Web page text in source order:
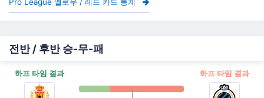
전반 / 후반 승-무-패
하프 타임 결과 하프 타임 결과